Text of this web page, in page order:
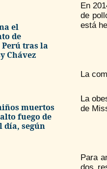
el
de
tras la
Chávez
muertos
fuego de
día, según
En
de
está
La
La
de
Para